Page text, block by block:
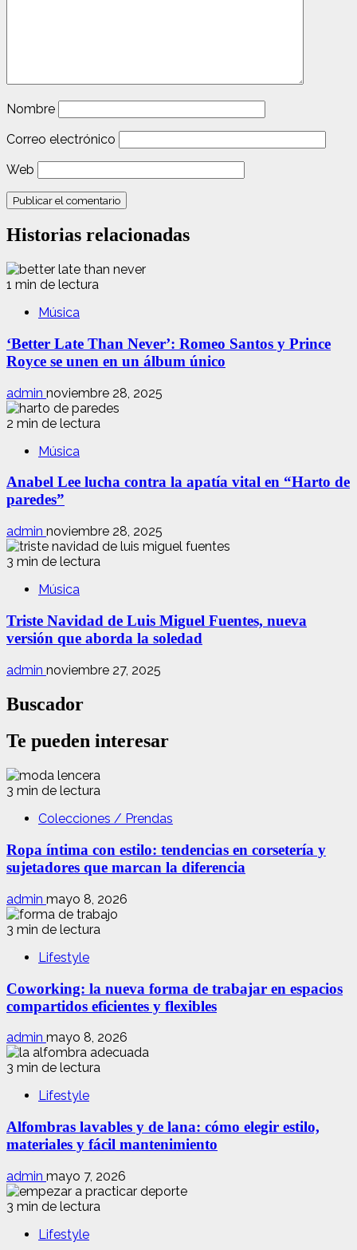
Nombre
Correo electrónico
Web
Historias relacionadas
1 min de lectura
Música
‘Better Late Than Never’: Romeo Santos y Prince
Royce se unen en un álbum único
admin noviembre 28, 2025
2 min de lectura
Música
Anabel Lee lucha contra la apatía vital en “Harto de
paredes”
admin noviembre 28, 2025
3 min de lectura
Música
Triste Navidad de Luis Miguel Fuentes, nueva
versión que aborda la soledad
admin noviembre 27, 2025
Buscador
Te pueden interesar
3 min de lectura
Colecciones / Prendas
Ropa íntima con estilo: tendencias en corsetería y
sujetadores que marcan la diferencia
admin mayo 8, 2026
3 min de lectura
Lifestyle
Coworking: la nueva forma de trabajar en espacios
compartidos eficientes y flexibles
admin mayo 8, 2026
3 min de lectura
Lifestyle
Alfombras lavables y de lana: cómo elegir estilo,
materiales y fácil mantenimiento
admin mayo 7, 2026
3 min de lectura
Lifestyle